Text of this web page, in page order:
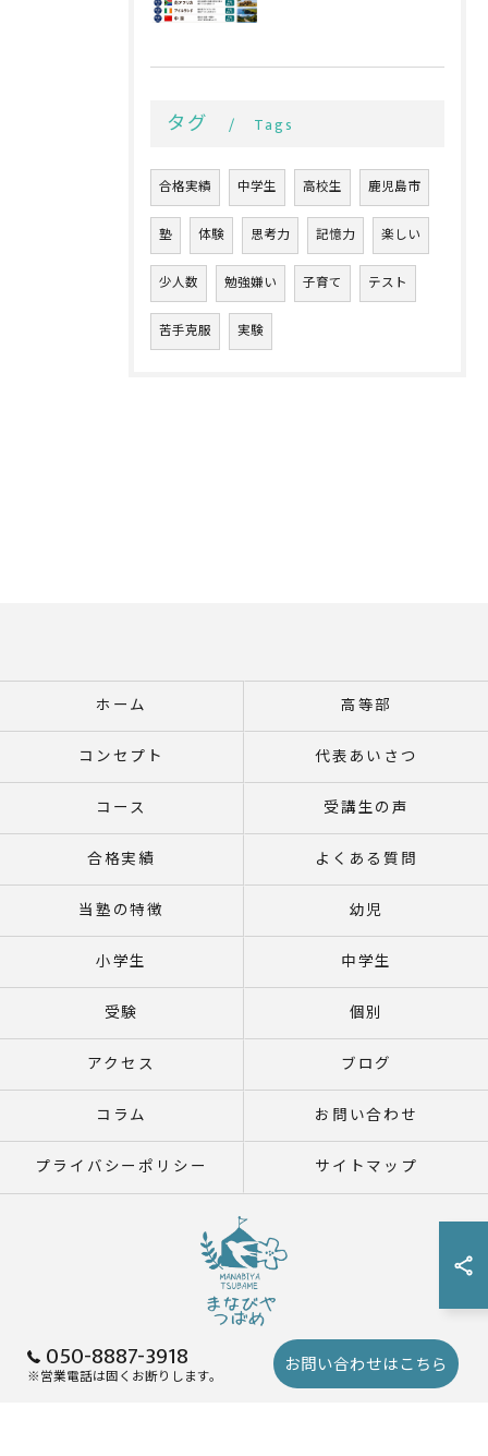
タグ Tags
合格実績 中学生 高校生 鹿児島市
塾 体験 思考力 記憶力 楽しい
少人数 勉強嫌い 子育て テスト
苦手克服 実験
050-8887-3918
※営業電話は固くお断りします。 お問い合わせはこちら
ホーム 高等部
コンセプト 代表あいさつ
コース 受講生の声
合格実績 よくある質問
当塾の特徴 幼児
小学生 中学生
受験 個別
アクセス ブログ
コラム お問い合わせ
プライバシーポリシー サイトマップ
© 2026 鹿児島県鹿児島市の塾ならまなびや つばめ ALL RIGHTS RESERVED.